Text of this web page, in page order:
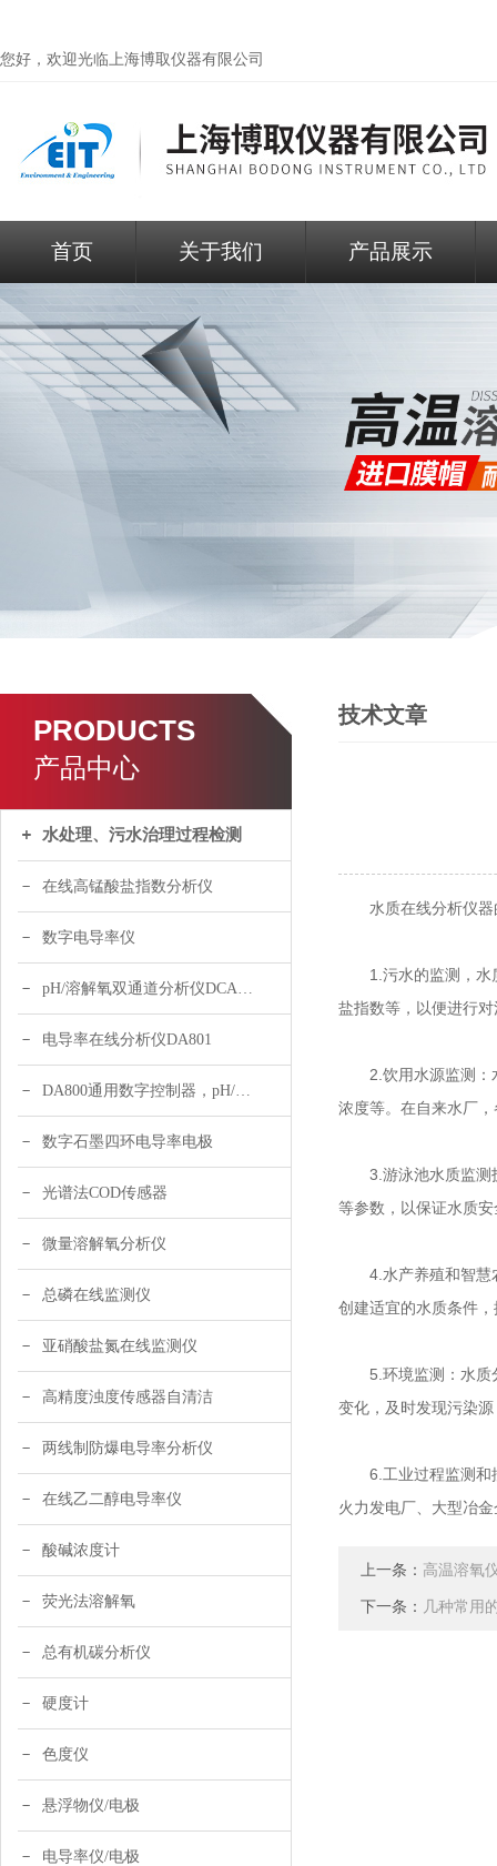
您好，欢迎光临上海博取仪器有限公司
首页 关于我们 产品展示
PRODUCTS
产品中心
水处理、污水治理过程检测
在线高锰酸盐指数分析仪
数字电导率仪
pH/溶解氧双通道分析仪DCA120
电导率在线分析仪DA801
DA800通用数字控制器，pH/DO/ORP多参数
数字石墨四环电导率电极
光谱法COD传感器
微量溶解氧分析仪
总磷在线监测仪
亚硝酸盐氮在线监测仪
高精度浊度传感器自清洁
两线制防爆电导率分析仪
在线乙二醇电导率仪
酸碱浓度计
荧光法溶解氧
总有机碳分析仪
硬度计
色度仪
悬浮物仪/电极
电导率仪/电极
技术文章
水质在线分析仪器
1.污水的监测，水质
盐指数等，以便进行
2.饮用水源监测：水
浓度等。在自来水厂
3.游泳池水质监测技
等参数，以保证水质
4.水产养殖和智慧农
创建适宜的水质条件
5.环境监测：水质分
变化，及时发现污染
6.工业过程监测和控
火力发电厂、大型冶
上一条： 高温溶氧
下一条： 几种常用